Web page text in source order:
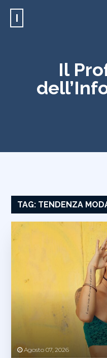
I
Il
TAG: TENDENZA
Agosto 07, 2026